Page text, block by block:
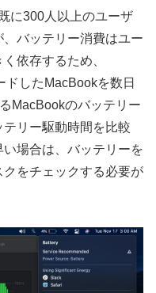
に300人以上のユーザ
バッテリー消費はユー
依存するため、
ドしたMacBookを数日
MacBookのバッテリー
リー駆動時間を比較
場合は、バッテリーを
をチェックする必要が